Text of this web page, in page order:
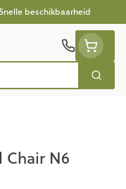
beschikbaarheid
Zoek
Chair N6